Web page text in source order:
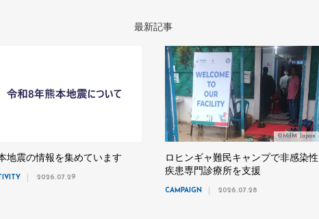
最新記事
地震の情報を集めています
2026.07.29
©MdM Japan
ロヒンギャ難民キャンプで非感染性
疾患専門診療所を支援
CAMPAIGN 2026.07.28